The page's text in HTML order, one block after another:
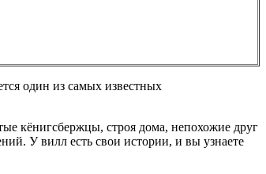
один из самых известных
кёнигсбержцы, строя дома, непохожие друг
У вилл есть свои истории, и вы узнаете